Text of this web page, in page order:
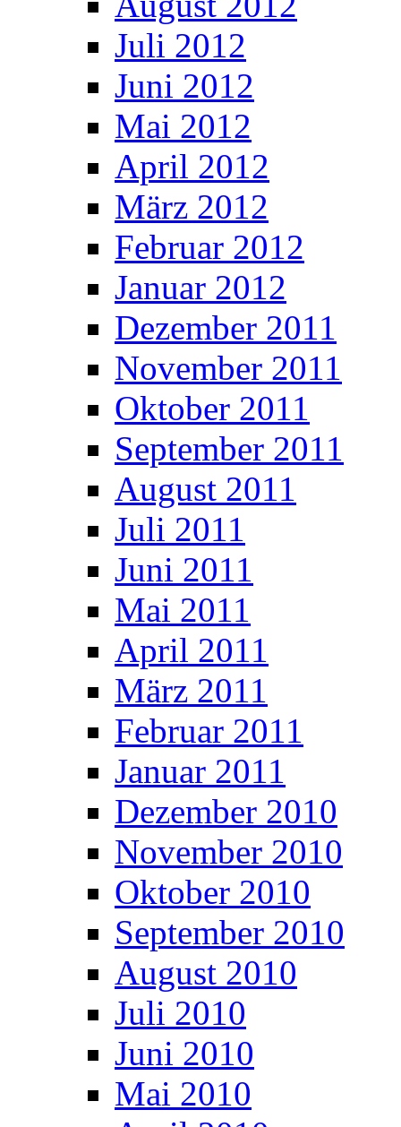
Juli 2012
Juni 2012
Mai 2012
April 2012
März 2012
Februar 2012
Januar 2012
Dezember 2011
November 2011
Oktober 2011
September 2011
August 2011
Juli 2011
Juni 2011
Mai 2011
April 2011
März 2011
Februar 2011
Januar 2011
Dezember 2010
November 2010
Oktober 2010
September 2010
August 2010
Juli 2010
Juni 2010
Mai 2010